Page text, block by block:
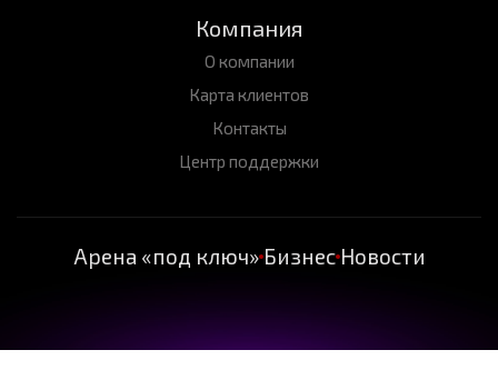
Компания
О компании
Карта клиентов
Контакты
Центр поддержки
Арена «под ключ»БизнесНовости